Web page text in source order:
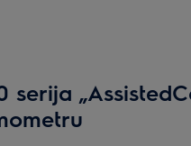
serija